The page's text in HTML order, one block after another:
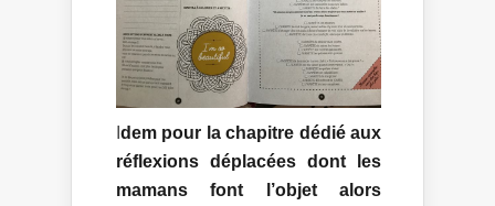
dem pour la chapitre dédié aux
réflexions déplacées dont les
mamans font l’objet alors